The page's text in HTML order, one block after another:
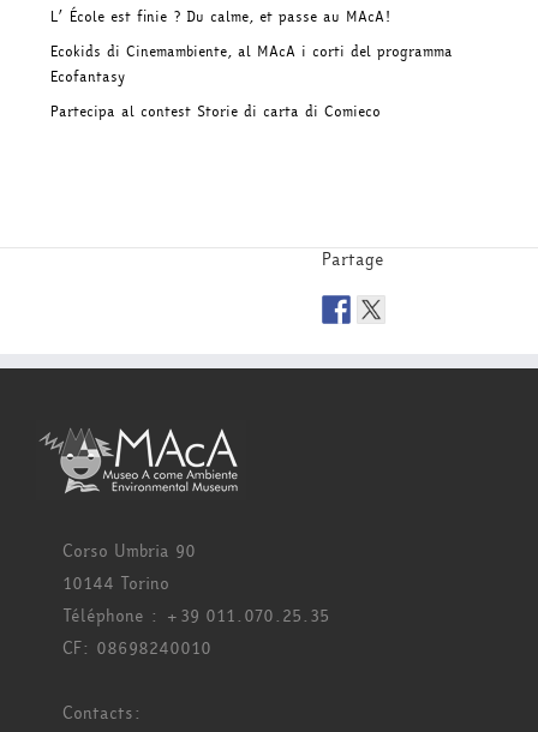
L’ École est finie ? Du calme, et passe au MAcA!
Ecokids di Cinemambiente, al MAcA i corti del programma
Ecofantasy
Partecipa al contest Storie di carta di Comieco
Partage
Corso Umbria 90
10144 Torino
Téléphone : +39 011.070.25.35
CF: 08698240010
Contacts: